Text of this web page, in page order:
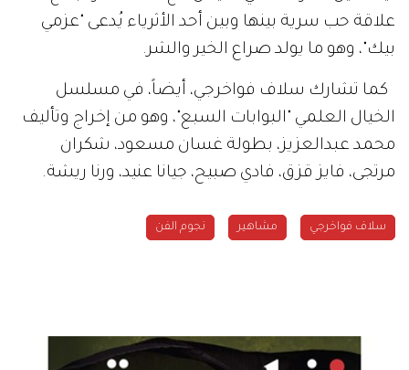
علاقة حب سرية بينها وبين أحد الأثرياء يُدعى "عزمي
بيك"، وهو ما يولد صراع الخير والشر.
كما تشارك سلاف فواخرجي، أيضاً، في مسلسل
الخيال العلمي "البوابات السبع"، وهو من إخراج وتأليف
محمد عبدالعزيز، بطولة غسان مسعود، شكران
مرتجى، فايز قزق، فادي صبيح، جيانا عنيد، ورنا ريشة.
سلاف فواخرجي مشاهير نجوم الفن